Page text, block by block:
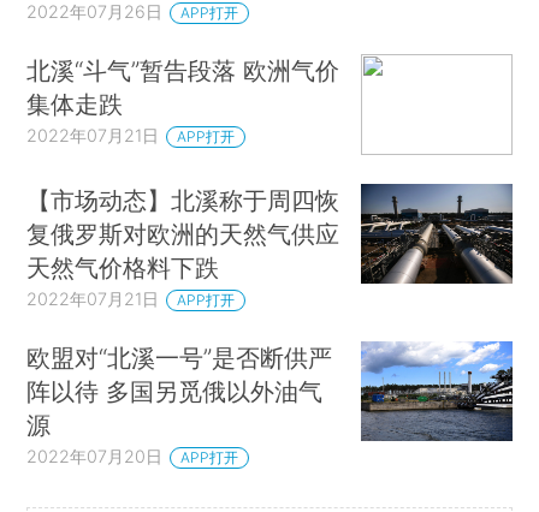
2022年07月26日 APP打开
北溪“斗气”暂告段落 欧洲气价
集体走跌
2022年07月21日 APP打开
【市场动态】北溪称于周四恢
复俄罗斯对欧洲的天然气供应
天然气价格料下跌
2022年07月21日 APP打开
欧盟对“北溪一号”是否断供严
阵以待 多国另觅俄以外油气
源
2022年07月20日 APP打开